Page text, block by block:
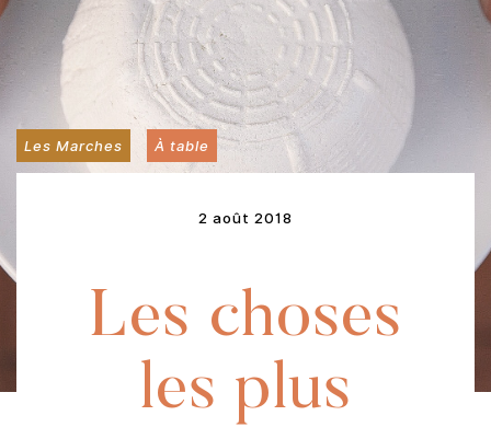
Les Marches À table
2 août 2018
Les choses
les plus